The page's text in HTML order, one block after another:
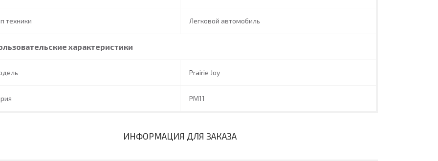
техники Легковой автомобиль
характеристики
Prairie Joy
PM11
ИНФОРМАЦИЯ ДЛЯ ЗАКАЗА